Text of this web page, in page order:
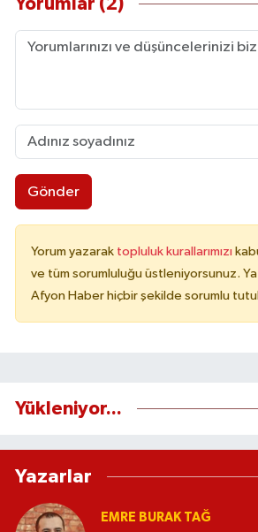
Yorumlar (2)
Gönder
Yorum yazarak topluluk kurallarımızı
ve tüm sorumluluğu üstleniyorsunuz.
Afyon Haber hiçbir şekilde sorumlu
Yükleniyor...
Yazarlar
EMRE BURAK TAĞ